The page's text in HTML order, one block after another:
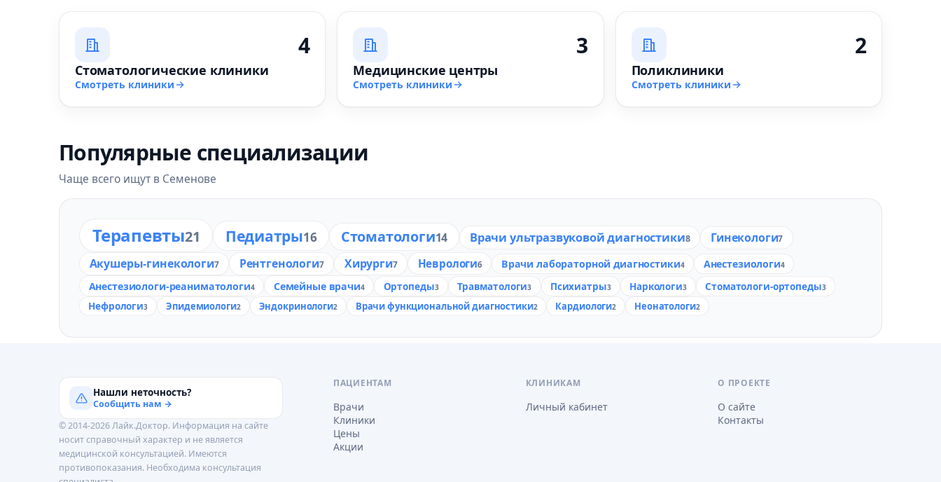
4
Стоматологические клиники
Смотреть клиники
3
Медицинские центры
Смотреть клиники
2
Поликлиники
Смотреть клиники
Популярные специализации
Чаще всего ищут в Семенове
Терапевты21 Педиатры16 Стоматологи14 Врачи ультразвуковой диагностики8 Гинекологи7
Акушеры-гинекологи7 Рентгенологи7 Хирурги7 Неврологи6 Врачи лабораторной диагностики4 Анестезиологи4
Анестезиологи-реаниматологи4 Семейные врачи4 Ортопеды3 Травматологи3 Психиатры3 Наркологи3 Стоматологи-ортопеды3
Нефрологи3 Эпидемиологи2 Эндокринологи2 Врачи функциональной диагностики2 Кардиологи2 Неонатологи2
Нашли неточность?
Сообщить нам →
© 2014-2026 Лайк.Доктор. Информация на сайте
носит справочный характер и не является
медицинской консультацией. Имеются
противопоказания. Необходима консультация
ПАЦИЕНТАМ
Врачи
Клиники
Цены
Акции
КЛИНИКАМ
Личный кабинет
О ПРОЕКТЕ
О сайте
Контакты